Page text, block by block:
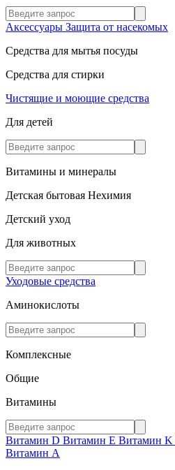
Аксессуары Защита от насекомых
Средства для мытья посуды
Средства для стирки
Чистящие и моющие средства
Для детей
Витамины и минералы
Детская бытовая Нехимия
Детский уход
Для животных
Уходовые средства
Аминокислоты
Комплексные
Общие
Витамины
Витамин D Витамин E Витамин K
Витамин А